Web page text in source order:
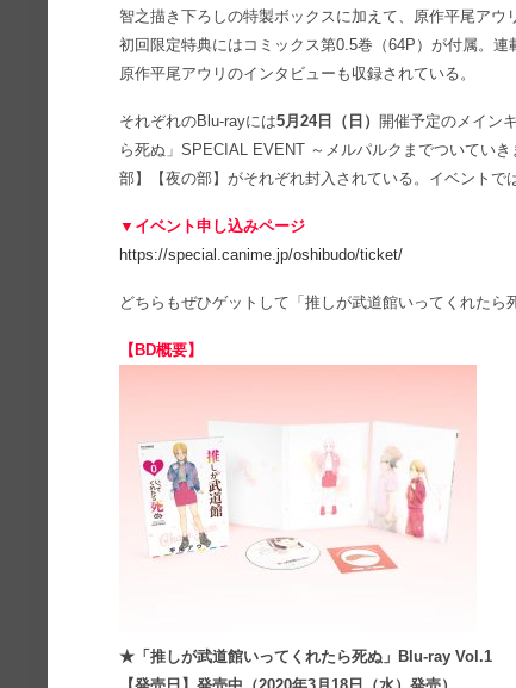
智之描き下ろしの特製ボックスに加えて、原作平尾アウ
初回限定特典にはコミックス第0.5巻（64P）が付属。連
原作平尾アウリのインタビューも収録されている。
それぞれのBlu-rayには5月24日（日） 開催予定のメイン
ら死ぬ」SPECIAL EVENT ～メルパルクまでついてい
部】【夜の部】がそれぞれ封入されている。イベントで
▼イベント申し込みページ
https://special.canime.jp/oshibudo/ticket/
どちらもぜひゲットして「推しが武道館いってくれたら
【BD概要】
★「推しが武道館いってくれたら死ぬ」Blu-ray Vol.1